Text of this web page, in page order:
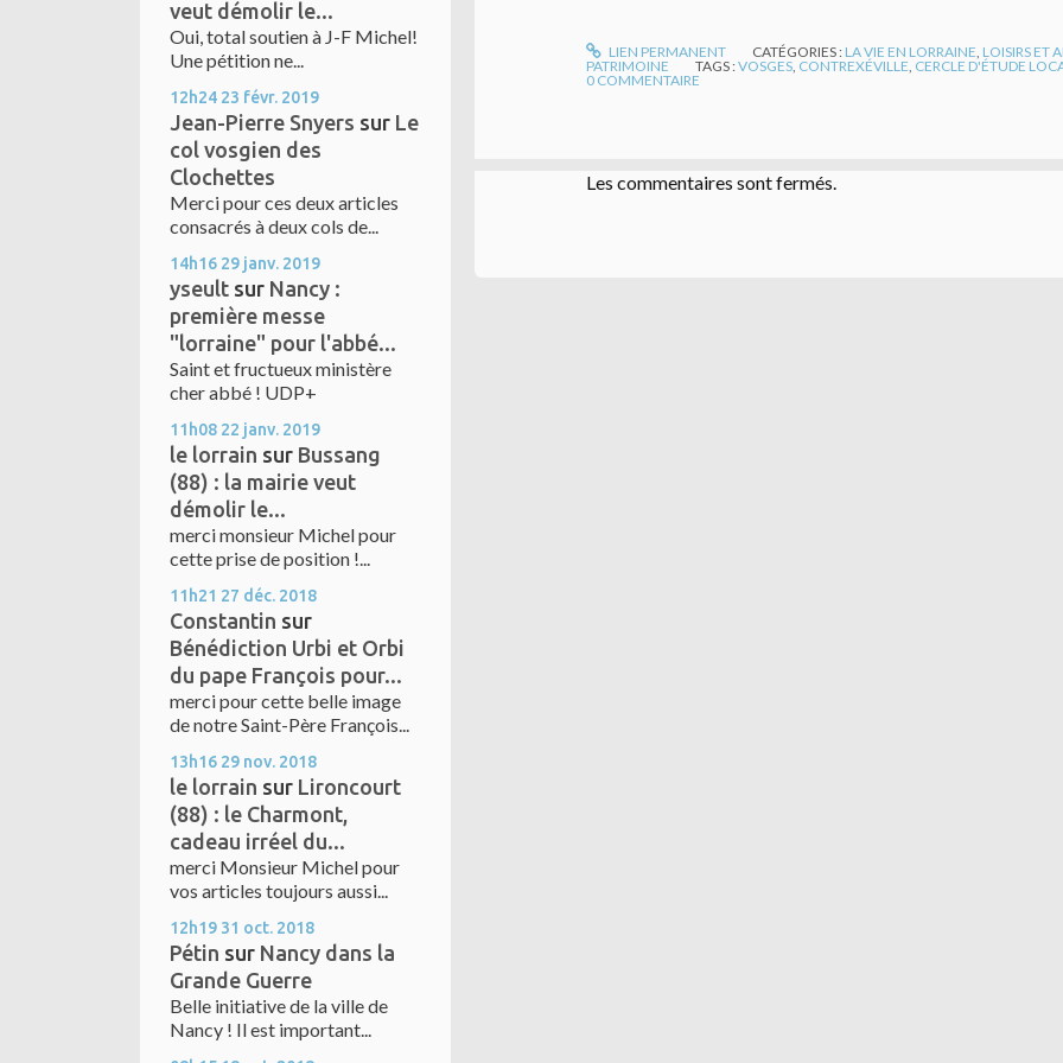
veut démolir le...
Oui, total soutien à J-F Michel!
Une pétition ne...
12h24 23 févr. 2019
Jean-Pierre Snyers sur Le
col vosgien des
Clochettes
Merci pour ces deux articles
consacrés à deux cols de...
14h16 29 janv. 2019
yseult sur Nancy :
première messe
"lorraine" pour l'abbé...
Saint et fructueux ministère
cher abbé ! UDP+
11h08 22 janv. 2019
le lorrain sur Bussang
(88) : la mairie veut
démolir le...
merci monsieur Michel pour
cette prise de position !...
11h21 27 déc. 2018
Constantin sur
Bénédiction Urbi et Orbi
du pape François pour...
merci pour cette belle image
de notre Saint-Père François...
13h16 29 nov. 2018
le lorrain sur Lironcourt
(88) : le Charmont,
cadeau irréel du...
merci Monsieur Michel pour
vos articles toujours aussi...
12h19 31 oct. 2018
Pétin sur Nancy dans la
Grande Guerre
Belle initiative de la ville de
Nancy ! Il est important...
LIEN PERMANENT CATÉGORIES : LA VIE EN LORRAINE LOISIRS ET
PATRIMOINE
TAGS :VOSGES CONTREXÉVILLE CERCLE D'ÉTUDE
0 COMMENTAIRE
Les commentaires sont fermés.